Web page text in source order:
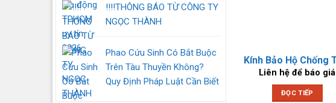
‼️‼️THÔNG BÁO TỪ CÔNG TY
NGỌC THÀNH
Phao Cứu Sinh Có Bắt Buộc
Trên Tàu Thuyền Không?
Quy Định Pháp Luật Cần Biết
Liên hệ để báo giá
ĐỌC TIẾP